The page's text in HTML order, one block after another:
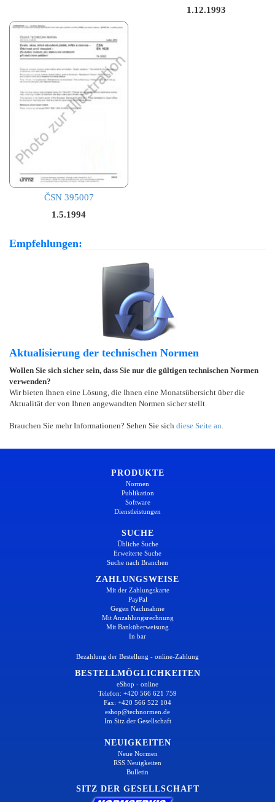
1.12.1993
ČSN 395007
1.5.1994
Empfehlungen:
Aktualisierung der technischen Normen
Wollen Sie sich sicher sein, dass Sie nur die gültigen technischen Normen
verwenden?
Wir bieten Ihnen eine Lösung, die Ihnen eine Monatsübersicht über die
Aktualität der von Ihnen angewandten Normen sicher stellt.
Brauchen Sie mehr Informationen? Sehen Sie sich diese Seite an
PRODUKTE
Normen
Publikation
Software
Dienstleistungen
SUCHE
Übliche Suche
Erweiterte Suche
Suche nach Branchen
ZAHLUNGSWEISE
Mit der Zahlungskarte
PayPal
Gegen Nachnahme
Mit Anzahlungsrechnung
Mit Banküberweisung
In bar
Bezahlung der Bestellung - online-Zahlung
BESTELLMÖGLICHKEITEN
eShop - online
Telefon: +420 566 621 759
Fax: +420 566 522 104
eshop@technormen.de
Im Sitz der Gesellschaft
NEUIGKEITEN
Neue Normen
RSS Neuigkeiten
Bulletin
SITZ DER GESELLSCHAFT